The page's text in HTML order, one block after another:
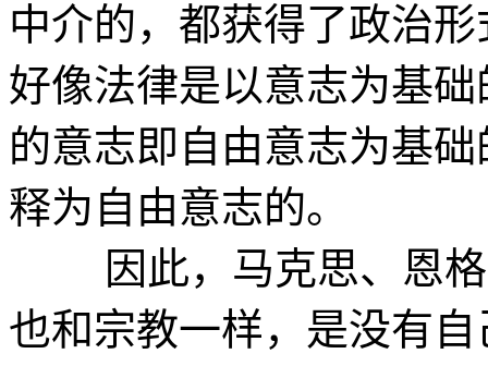
中介的，都获得了政治
好像法律是以意志为基
的意志即自由意志为基
释为自由意志的。
因此，马克思、恩格
也和宗教一样，是没有